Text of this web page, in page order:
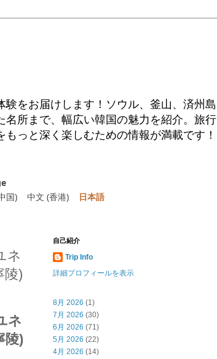
をお届けします！ソウル、釜山、済州島
所まで、幅広い韓国の魅力を紹介。旅行
っと深く楽しむための情報が満載です！
国) 中文 (香港) 日本語
ネ
陵)
ネ
陵)
自己紹介
Trip Info
詳細プロフィールを表示
8月 2026 (1)
7月 2026 (30)
6月 2026 (71)
5月 2026 (22)
4月 2026 (14)